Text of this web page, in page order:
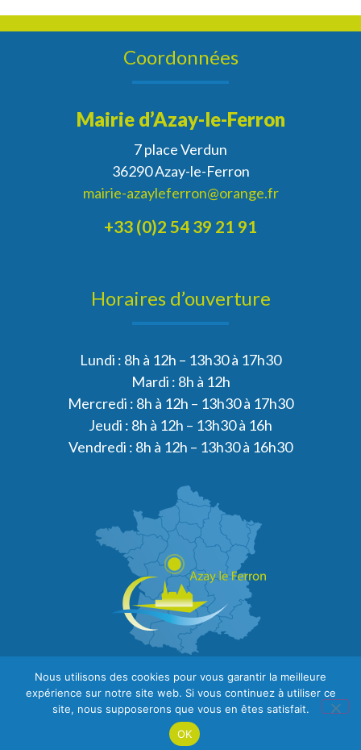
Coordonnées
Mairie d’Azay-le-Ferron
7 place Verdun
36290 Azay-le-Ferron
mairie-azayleferron@orange.fr
+33 (0)2 54 39 21 91
Horaires d’ouverture
Lundi : 8h à 12h – 13h30 à 17h30
Mardi : 8h à 12h
Mercredi : 8h à 12h – 13h30 à 17h30
Jeudi : 8h à 12h – 13h30 à 16h
Vendredi : 8h à 12h – 13h30 à 16h30
MENTIONS LÉGALES
Nous utilisons des cookies pour vous garantir la meilleure
expérience sur notre site web. Si vous continuez à utiliser ce
site, nous supposerons que vous en êtes satisfait.
OK